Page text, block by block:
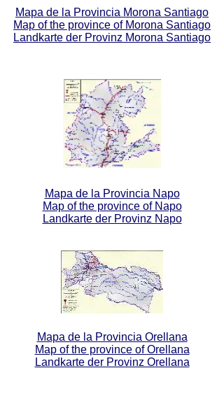
Mapa de la Provincia Morona Santiago
Map of the province of Morona Santiago
Landkarte der Provinz Morona Santiago
Mapa de la Provincia Napo
Map of the province of Napo
Landkarte der Provinz Napo
Mapa de la Provincia Orellana
Map of the province of Orellana
Landkarte der Provinz Orellana